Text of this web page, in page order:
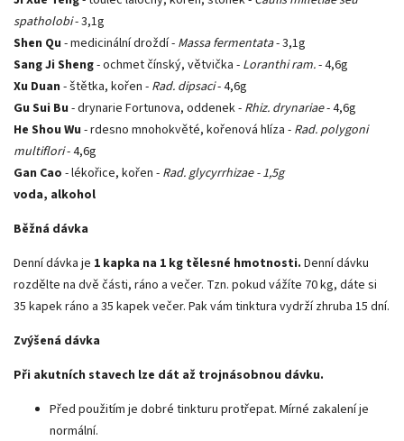
spatholobi- 3,1g
Shen Qu - medicinální droždí - Massa fermentata- 3,1g
Sang Ji Sheng- ochmet čínský, větvička - Loranthi ram.- 4,6g
Xu Duan - štětka, kořen - Rad. dipsaci- 4,6g
Gu Sui Bu - drynarie Fortunova, oddenek - Rhiz. drynariae- 4,6g
He Shou Wu - rdesno mnohokvěté, kořenová hlíza - Rad. polygoni
multiflori- 4,6g
Gan Cao - lékořice, kořen - Rad. glycyrrhizae - 1,5g
voda, alkohol
Běžná dávka
Denní dávka je 1 kapka na 1 kg tělesné hmotnosti. Denní dávku
rozdělte na dvě části, ráno a večer. Tzn. pokud vážíte 70 kg, dáte si
35 kapek ráno a 35 kapek večer. Pak vám tinktura vydrží zhruba 15 dní.
Zvýšená dávka
Při akutních stavech lze dát až trojnásobnou dávku.
Před použitím je dobré tinkturu protřepat. Mírné zakalení je
normální.